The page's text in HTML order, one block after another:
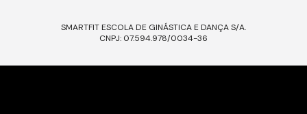
SMARTFIT ESCOLA DE GINÁSTICA E DANÇA S/A.
CNPJ: 07.594.978/0034-36